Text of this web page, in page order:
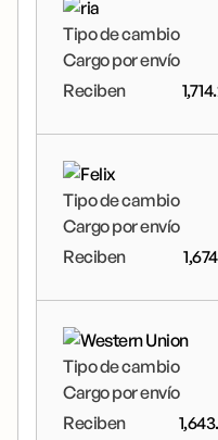
Tipo de cambio
Cargo por envío
Reciben
Tipo de cambio
Cargo por envío
Reciben
Tipo de cambio
Cargo por envío
Reciben